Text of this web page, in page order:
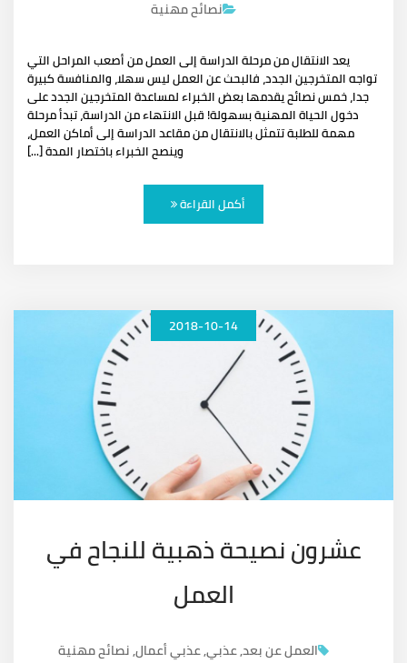
نصائح مهنية
يعد الانتقال من مرحلة الدراسة إلى العمل من أصعب المراحل التي
تواجه المتخرجين الجدد، فالبحث عن العمل ليس سهلا، والمنافسة كبيرة
جدا، خمس نصائح يقدمها بعض الخبراء لمساعدة المتخرجين الجدد على
دخول الحياة المهنية بسهولة! قبل الانتهاء من الدراسة، تبدأ مرحلة
مهمة للطلبة تتمثل بالانتقال من مقاعد الدراسة إلى أماكن العمل،
وينصح الخبراء باختصار المدة [...]
أكمل القراءة
2018-10-14
عشرون نصيحة ذهبية للنجاح في
العمل
العمل عن بعد,عذبي,عذبي أعمال,نصائح مهنية